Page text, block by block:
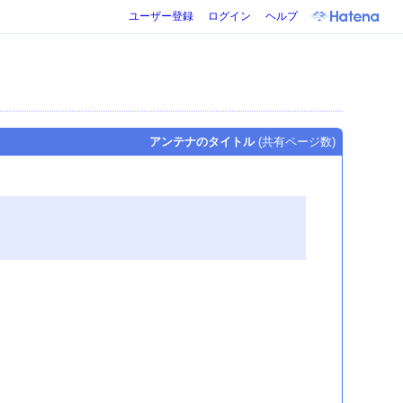
ユーザー登録 ログイン ヘルプ
アンテナのタイトル(共有ページ数)